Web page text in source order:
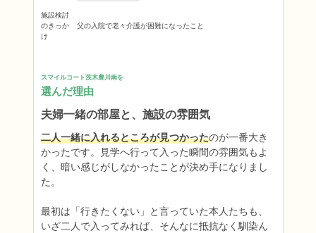
施設検討
のきっか
け
父の入院で老々介護が困難になったこと
スマイルコート茨木豊川南を
選んだ理由
夫婦一緒の部屋と、施設の雰囲気
二人一緒に入れるところが見つかったのが一番大き
かったです。見学へ行って入った瞬間の雰囲気もよ
く、暗い感じがしなかったことが決め手になりまし
た。
最初は「行きたくない」と言っていた本人たちも、
いざ二人で入ってみれば、そんなに抵抗なく馴染ん